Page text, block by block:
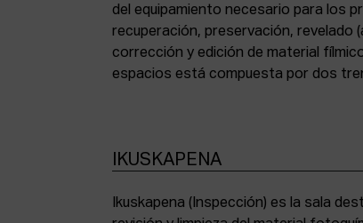
del equipamiento necesario para los
recuperación, preservación, revelado
corrección y edición de material
espacios está compuesta por dos
para etalonaje de copias positivas
IKUSKAPENA
Ikuskapena (Inspección) es la sala
sincronizadoras de sonido, moviolas